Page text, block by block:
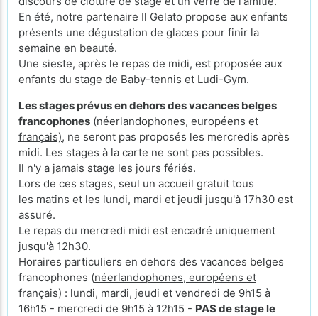
En été, notre partenaire Il Gelato propose aux enfants
présents une dégustation de glaces pour finir la
semaine en beauté.
Une sieste, après le repas de midi, est proposée aux
enfants du stage de Baby-tennis et Ludi-Gym.
Les stages prévus en dehors des vacances belges
francophones (néerlandophones, européens et
français), ne seront pas proposés les mercredis après
midi. Les stages à la carte ne sont pas possibles.
Il n'y a jamais stage les jours fériés.
Lors de ces stages, seul un accueil gratuit tous
les matins et les lundi, mardi et jeudi jusqu'à 17h30 est
assuré.
Le repas du mercredi midi est encadré uniquement
jusqu'à 12h30.
Horaires particuliers en dehors des vacances belges
francophones (néerlandophones, européens et
français) : lundi, mardi, jeudi et vendredi de 9h15 à
16h15 - mercredi de 9h15 à 12h15 - PAS de stage le